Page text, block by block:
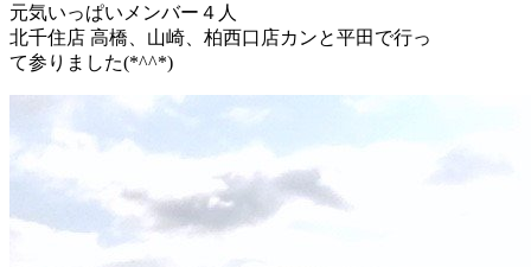
元気いっぱいメンバー４人
北千住店 高橋、山崎、柏西口店カンと平田で行っ
て参りました(*^^*)